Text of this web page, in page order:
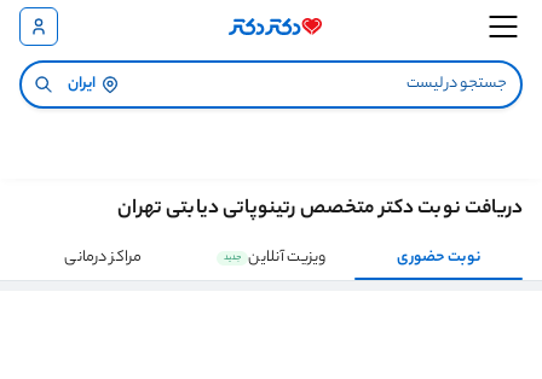
ایران
دریافت نوبت دکتر متخصص رتینوپاتی دیابتی تهران
نوبت حضوری ویزیت آنلاین جدید مراکز درمانی